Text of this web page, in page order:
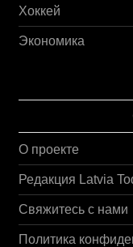
Хоккей
Экономика
О проекте
Редакция Latvia
Свяжитесь с нами
Политика